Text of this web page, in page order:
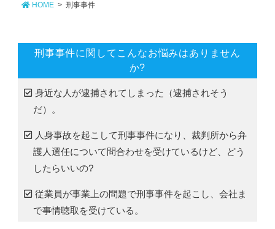
HOME > 刑事事件
刑事事件に関してこんなお悩みはありません
か?
身近な人が逮捕されてしまった（逮捕されそう
だ）。
人身事故を起こして刑事事件になり、裁判所から弁
護人選任について問合わせを受けているけど、どう
したらいいの?
従業員が事業上の問題で刑事事件を起こし、会社ま
で事情聴取を受けている。